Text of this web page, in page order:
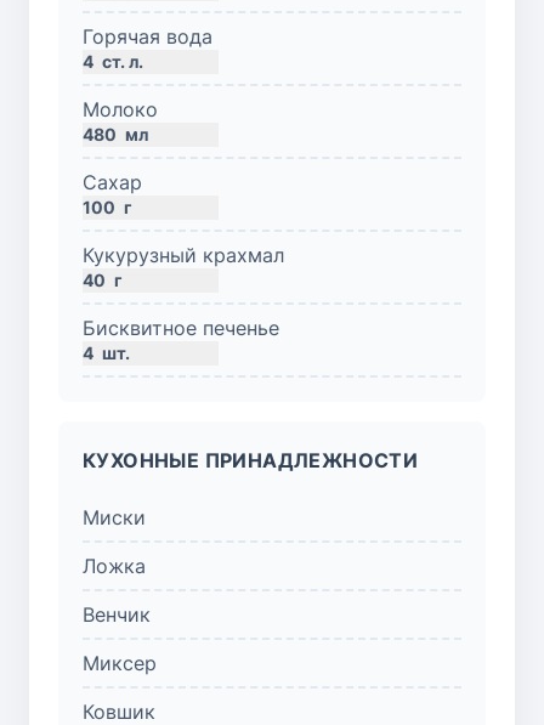
Горячая вода
4 ст. л.
Молоко
480 мл
Сахар
100 г
Кукурузный крахмал
40 г
Бисквитное печенье
4 шт.
КУХОННЫЕ ПРИНАДЛЕЖНОСТИ
Миски
Ложка
Венчик
Миксер
Ковшик